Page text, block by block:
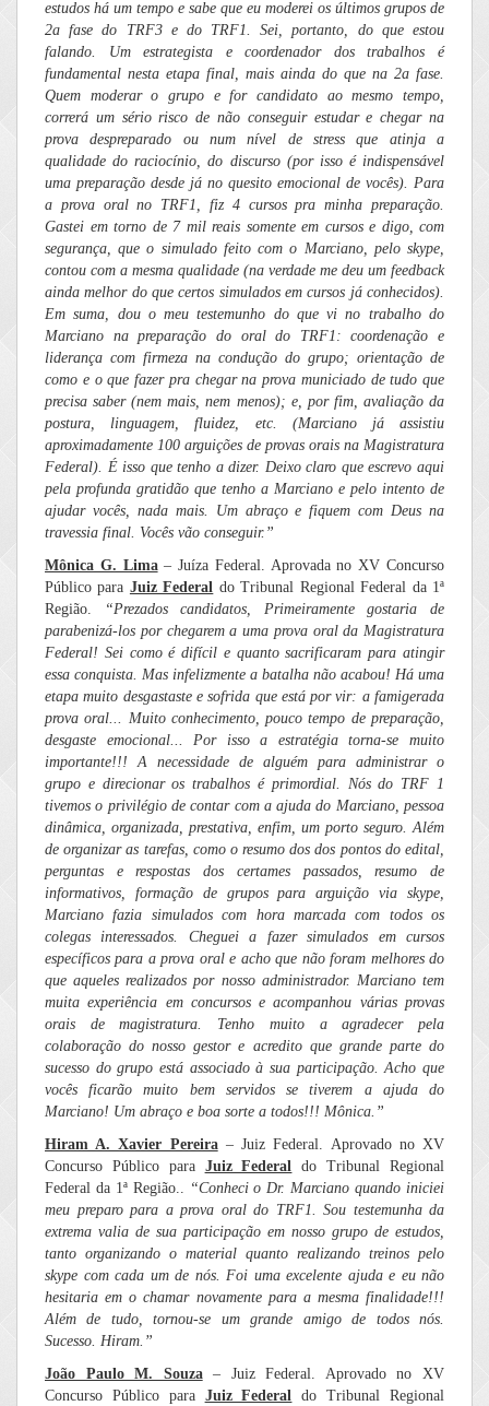
estudos há um tempo e sabe que eu moderei os últimos grupos de
2a fase do TRF3 e do TRF1. Sei, portanto, do que estou
falando. Um estrategista e coordenador dos trabalhos é
fundamental nesta etapa final, mais ainda do que na 2a fase.
Quem moderar o grupo e for candidato ao mesmo tempo,
correrá um sério risco de não conseguir estudar e chegar na
prova despreparado ou num nível de stress que atinja a
qualidade do raciocínio, do discurso (por isso é indispensável
uma preparação desde já no quesito emocional de vocês). Para
a prova oral no TRF1, fiz 4 cursos pra minha preparação.
Gastei em torno de 7 mil reais somente em cursos e digo, com
segurança, que o simulado feito com o Marciano, pelo skype,
contou com a mesma qualidade (na verdade me deu um feedback
ainda melhor do que certos simulados em cursos já conhecidos).
Em suma, dou o meu testemunho do que vi no trabalho do
Marciano na preparação do oral do TRF1: coordenação e
liderança com firmeza na condução do grupo; orientação de
como e o que fazer pra chegar na prova municiado de tudo que
precisa saber (nem mais, nem menos); e, por fim, avaliação da
postura, linguagem, fluidez, etc. (Marciano já assistiu
aproximadamente 100 arguições de provas orais na Magistratura
Federal). É isso que tenho a dizer. Deixo claro que escrevo aqui
pela profunda gratidão que tenho a Marciano e pelo intento de
ajudar vocês, nada mais. Um abraço e fiquem com Deus na
travessia final. Vocês vão conseguir.”
Mônica G. Lima– Juíza Federal. Aprovada no XV Concurso
Público para Juiz Federal do Tribunal Regional Federal da 1ª
Região.
“Prezados candidatos, Primeiramente gostaria de
parabenizá-los por chegarem a uma prova oral da Magistratura
Federal! Sei como é difícil e quanto sacrificaram para atingir
essa conquista. Mas infelizmente a batalha não acabou! Há uma
etapa muito desgastaste e sofrida que está por vir: a famigerada
prova oral... Muito conhecimento, pouco tempo de preparação,
desgaste emocional... Por isso a estratégia torna-se muito
importante!!! A necessidade de alguém para administrar o
grupo e direcionar os trabalhos é primordial. Nós do TRF 1
tivemos o privilégio de contar com a ajuda do Marciano, pessoa
dinâmica, organizada, prestativa, enfim, um porto seguro. Além
de organizar as tarefas, como o resumo dos dos pontos do edital,
perguntas e respostas dos certames passados, resumo de
informativos, formação de grupos para arguição via skype,
Marciano fazia simulados com hora marcada com todos os
colegas interessados. Cheguei a fazer simulados em cursos
específicos para a prova oral e acho que não foram melhores do
que aqueles realizados por nosso administrador. Marciano tem
muita experiência em concursos e acompanhou várias provas
orais de magistratura. Tenho muito a agradecer pela
colaboração do nosso gestor e acredito que grande parte do
sucesso do grupo está associado à sua participação. Acho que
vocês ficarão muito bem servidos se tiverem a ajuda do
Marciano! Um abraço e boa sorte a todos!!! Mônica.”
Hiram A. Xavier Pereira– Juiz Federal. Aprovado no XV
Concurso Público para Juiz Federal do Tribunal Regional
Federal da 1ª Região.. “Conheci o Dr. Marciano quando iniciei
meu preparo para a prova oral do TRF1. Sou testemunha da
extrema valia de sua participação em nosso grupo de estudos,
tanto organizando o material quanto realizando treinos pelo
skype com cada um de nós. Foi uma excelente ajuda e eu não
hesitaria em o chamar novamente para a mesma finalidade!!!
Além de tudo, tornou-se um grande amigo de todos nós.
Sucesso. Hiram.”
João Paulo M. Souza– Juiz Federal. Aprovado no XV
Concurso Público para Juiz Federal do Tribunal Regional